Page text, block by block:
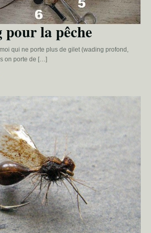
la pêche
qui ne porte plus de gilet (wading profond,
on porte de […]